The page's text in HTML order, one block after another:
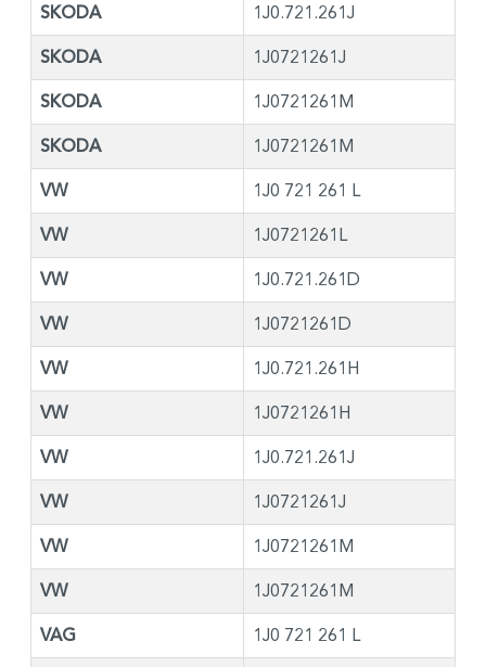
SKODA 1J0.721.261J
SKODA 1J0721261J
SKODA 1J0721261M
SKODA 1J0721261M
VW 1J0 721 261 L
VW 1J0721261L
VW 1J0.721.261D
VW 1J0721261D
VW 1J0.721.261H
VW 1J0721261H
VW 1J0.721.261J
VW 1J0721261J
VW 1J0721261M
VW 1J0721261M
VAG 1J0 721 261 L